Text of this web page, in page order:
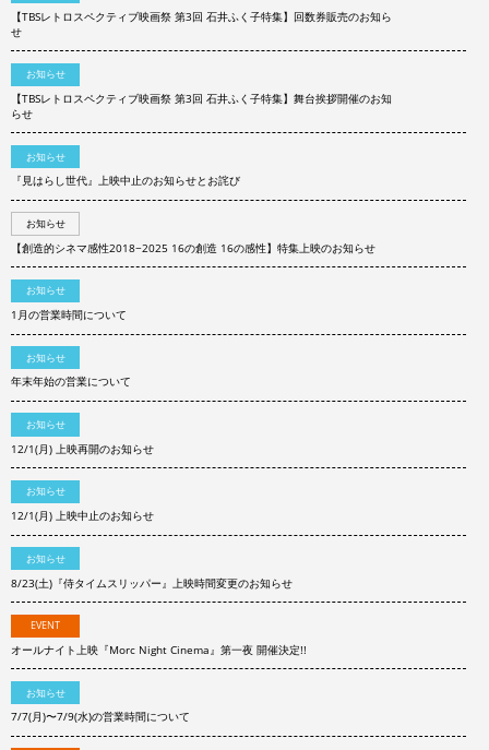
【TBSレトロスペクティブ映画祭 第3回 石井ふく子特集】回数券販売のお知ら
せ
お知らせ
【TBSレトロスペクティブ映画祭 第3回 石井ふく子特集】舞台挨拶開催のお知
らせ
お知らせ
『見はらし世代』上映中止のお知らせとお詫び
お知らせ
【創造的シネマ感性2018−2025 16の創造 16の感性】特集上映のお知らせ
お知らせ
1月の営業時間について
お知らせ
年末年始の営業について
お知らせ
12/1(月) 上映再開のお知らせ
お知らせ
12/1(月) 上映中止のお知らせ
お知らせ
8/23(土)『侍タイムスリッパー』上映時間変更のお知らせ
EVENT
オールナイト上映『Morc Night Cinema』第一夜 開催決定!!
お知らせ
7/7(月)〜7/9(水)の営業時間について